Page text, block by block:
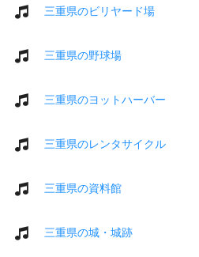
三重県のビリヤード場
三重県の野球場
三重県のヨットハーバー
三重県のレンタサイクル
三重県の資料館
三重県の城・城跡